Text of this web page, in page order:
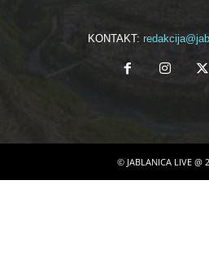
KONTAKT:
© JABLANICA LIVE @